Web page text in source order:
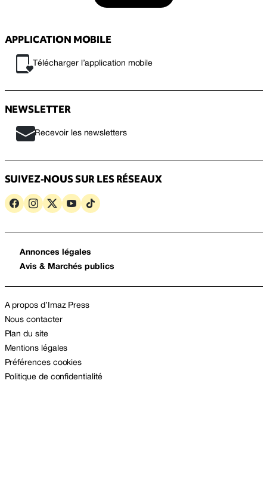
APPLICATION MOBILE
Télécharger l’application mobile
NEWSLETTER
Recevoir les newsletters
SUIVEZ-NOUS SUR LES RÉSEAUX
Annonces légales
Avis & Marchés publics
A propos d’Imaz Press
Nous contacter
Plan du site
Mentions légales
Préférences cookies
Politique de confidentialité